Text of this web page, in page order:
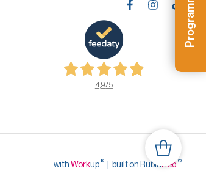
4,9/5
withWorkup® | built on RubinRed ®